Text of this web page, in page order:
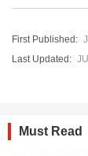
First Published:
Last Updated:
Must Read